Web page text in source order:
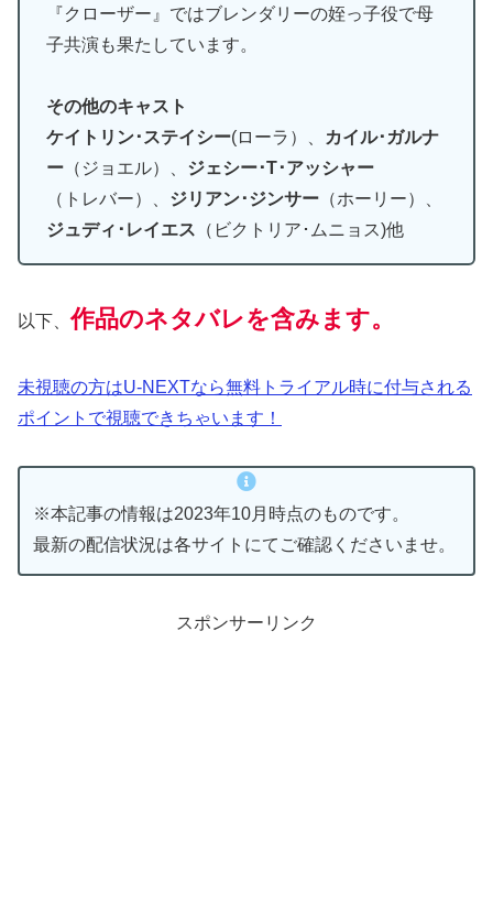
『クローザー』ではブレンダリーの姪っ子役で母
子共演も果たしています。
その他のキャスト
ケイトリン･ステイシー(ローラ）、
カイル･ガルナ
ー （ジョエル）、 ジェシー･T･アッシャー
（トレバー）、 ジリアン･ジンサー （ホーリー）、
ジュディ･レイエス （ビクトリア･ムニョス)他
以下、作品のネタバレを含みます。
未視聴の方はU-NEXTなら無料トライアル時に付与される
ポイントで視聴できちゃいます！
※本記事の情報は2023年10月時点のものです。
最新の配信状況は各サイトにてご確認くださいませ。
スポンサーリンク